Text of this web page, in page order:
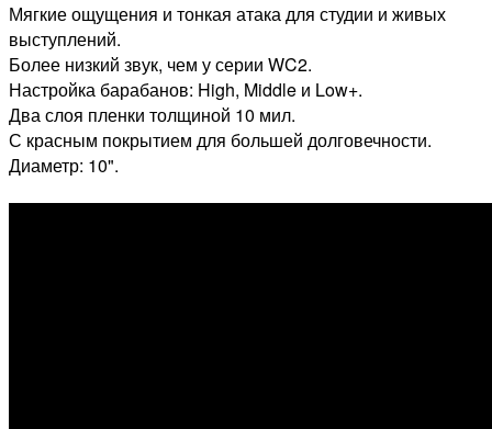
Мягкие ощущения и тонкая атака для студии и живых
выступлений.
Более низкий звук, чем у серии WC2.
Настройка барабанов: High, Middle и Low+.
Два слоя пленки толщиной 10 мил.
С красным покрытием для большей долговечности.
Диаметр: 10".